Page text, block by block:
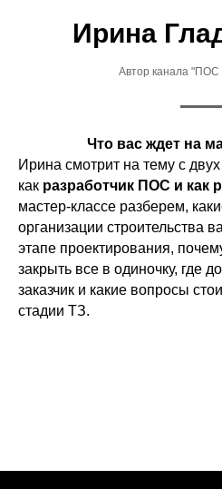
Ирина
Автор канала
Что вас ждет на
Ирина смотрит на тему с двух
как разработчик ПОС и как
мастер-классе разберем,
организации строительства
этапе проектирования,
закрыть все в одиночку, где
заказчик и какие вопросы
стадии ТЗ.